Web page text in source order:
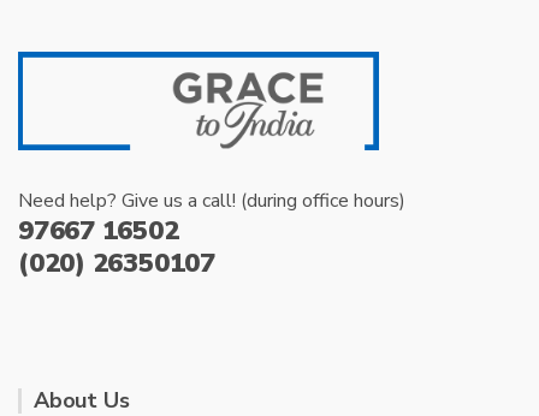
Need help? Give us a call! (during office hours)
97667 16502
(020) 26350107
About Us